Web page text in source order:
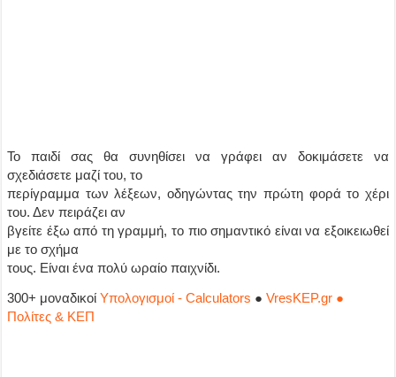
Το παιδί σας θα συνηθίσει να γράφει αν δοκιμάσετε να
σχεδιάσετε μαζί του, το
περίγραμμα των λέξεων, οδηγώντας την πρώτη φορά το χέρι
του. Δεν πειράζει αν
βγείτε έξω από τη γραμμή, το πιο σημαντικό είναι να εξοικειωθεί
με το σχήμα
τους. Είναι ένα πολύ ωραίο παιχνίδι.
300+ μοναδικοίΥπολογισμοί - Calculators ●VresKEP.gr ●
Πολίτες & ΚΕΠ